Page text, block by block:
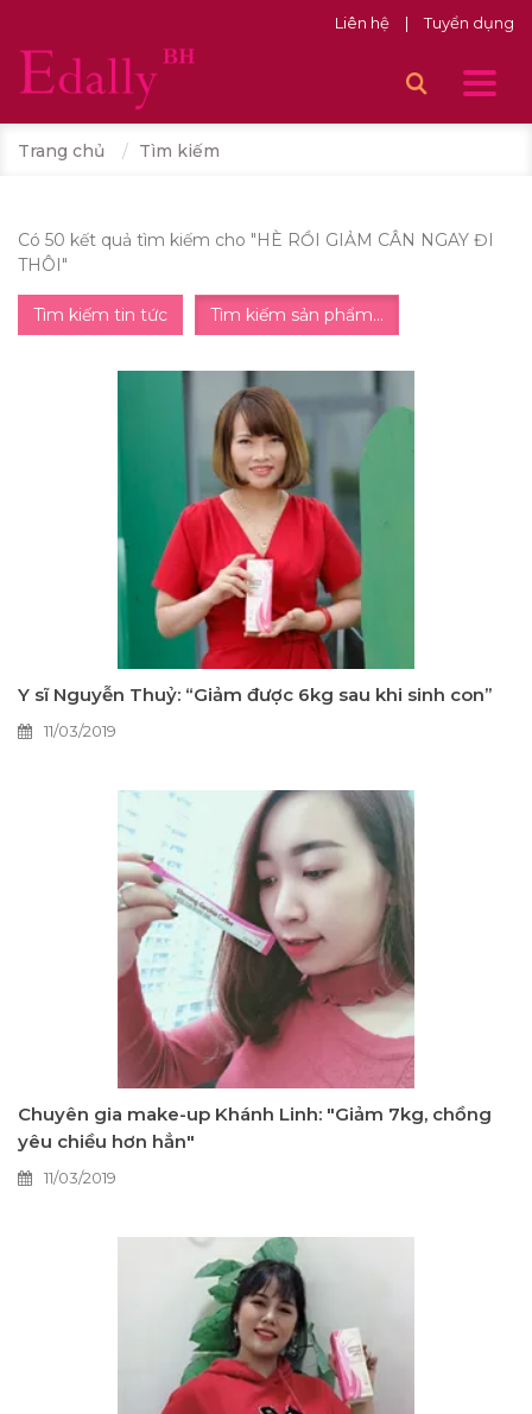
Liên hệ | Tuyển dụng
Trang chủ Tìm kiếm
Có 50 kết quả tìm kiếm cho "HÈ RỒI GIẢM CÂN NGAY ĐI
THÔI"
Tìm kiếm tin tức Tìm kiếm sản phẩm...
Y sĩ Nguyễn Thuỷ: “Giảm được 6kg sau khi sinh con”
11/03/2019
Chuyên gia make-up Khánh Linh: "Giảm 7kg, chồng
yêu chiều hơn hẳn"
11/03/2019